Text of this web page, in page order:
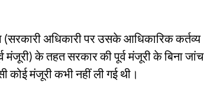
(सरकारी अधिकारी पर उसके आधिकारिक कर्तव्य
मंजूरी) के तहत सरकार की पूर्व मंजूरी के बिना जांच
कोई मंजूरी कभी नहीं ली गई थी।